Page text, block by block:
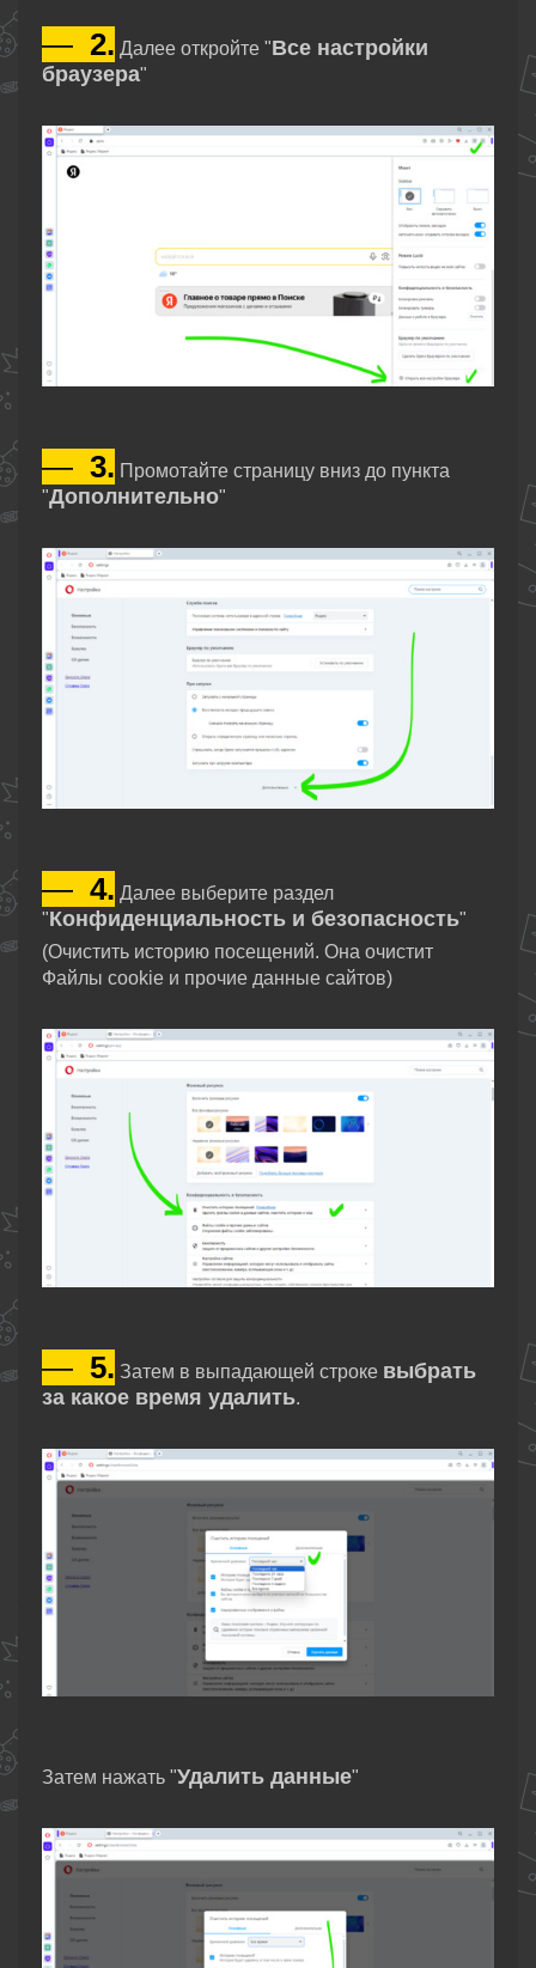
— 2. Далее откройте "Все настройки
браузера"
— 3. Промотайте страницу вниз до пункта
"Дополнительно"
— 4. Далее выберите раздел
"Конфиденциальность и безопасность"
(Очистить историю посещений. Она очистит
Файлы сookie и прочие данные сайтов)
— 5. Затем в выпадающей строке выбрать
за какое время удалить.
Затем нажать "Удалить данные"